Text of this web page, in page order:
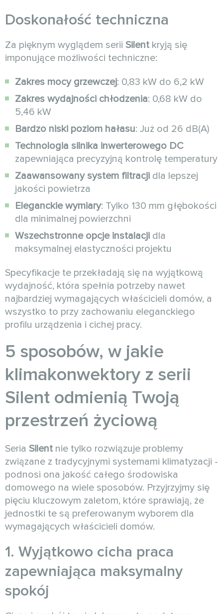
Doskonałość techniczna
Za pięknym wyglądem serii Silent kryją się
imponujące możliwości techniczne:
Zakres mocy grzewczej: 0,83 kW do 6,2 kW
Zakres wydajności chłodzenia: 0,68 kW do
5,46 kW
Bardzo niski poziom hałasu: Już od 26 dB(A)
Technologia silnika inwerterowego DC
zapewniająca precyzyjną kontrolę temperatury
Zaawansowany system filtracji dla lepszej
jakości powietrza
Eleganckie wymiary: Tylko 130 mm głębokości
dla minimalnej powierzchni
Wszechstronne opcje instalacji dla
maksymalnej elastyczności projektu
Specyfikacje te przekładają się na wyjątkową
wydajność, która spełnia potrzeby nawet
najbardziej wymagających właścicieli domów, a
wszystko to przy zachowaniu eleganckiego
profilu urządzenia i cichej pracy.
5 sposobów, w jakie
klimakonwektory z serii
Silent odmienią Twoją
przestrzeń życiową
Seria Silent nie tylko rozwiązuje problemy
związane z tradycyjnymi systemami klimatyzacji -
podnosi ona jakość całego środowiska
domowego na wiele sposobów. Przyjrzyjmy się
pięciu kluczowym zaletom, które sprawiają, że
jednostki te są preferowanym wyborem dla
wymagających właścicieli domów.
1. Wyjątkowo cicha praca
zapewniająca maksymalny
spokój